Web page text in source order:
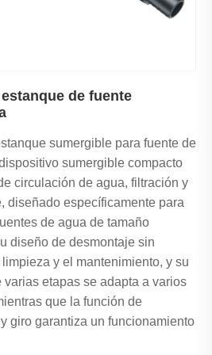
de fuente
sumergible para fuente de
sumergible compacto
circulación de agua, filtración y
diseñado específicamente para
de agua de tamaño
diseño de desmontaje sin
y el mantenimiento, y su
etapas se adapta a varios
que la función de
giro garantiza un funcionamiento